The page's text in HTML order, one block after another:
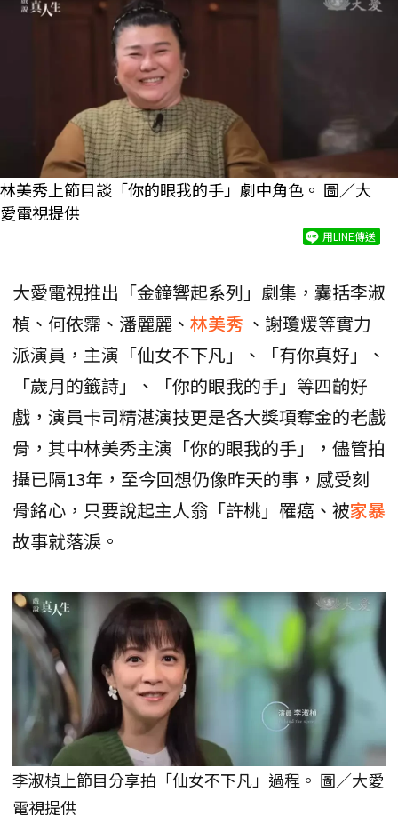
林美秀上節目談「你的眼我的手」劇中角色。 圖／大
愛電視提供
用LINE傳送
大愛電視推出「金鐘響起系列」劇集，囊括李淑
楨、何依霈、潘麗麗、 林美秀 、謝瓊煖等實力
派演員，主演「仙女不下凡」、「有你真好」、
「歲月的籤詩」、「你的眼我的手」等四齣好
戲，演員卡司精湛演技更是各大獎項奪金的老戲
骨，其中林美秀主演「你的眼我的手」，儘管拍
攝已隔13年，至今回想仍像昨天的事，感受刻
骨銘心，只要說起主人翁「許桃」罹癌、被家暴
故事就落淚。
李淑楨上節目分享拍「仙女不下凡」過程。 圖／大愛
電視提供